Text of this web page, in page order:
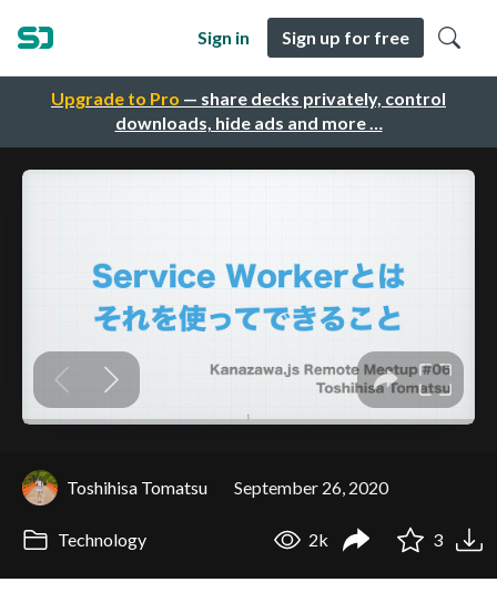
Upgrade to Pro — share decks privately, control
downloads, hide ads and more …
Sign in Sign up for free
Toshihisa Tomatsu September 26, 2020
Technology 2k 3